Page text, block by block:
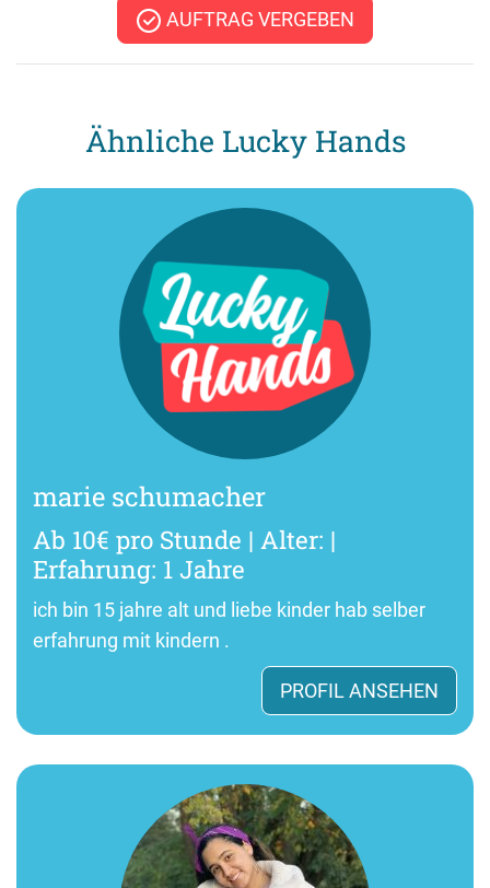
AUFTRAG VERGEBEN
Ähnliche Lucky Hands
marie schumacher
Ab 10€ pro Stunde | Alter: |
Erfahrung: 1 Jahre
ich bin 15 jahre alt und liebe kinder hab selber
erfahrung mit kindern .
PROFIL ANSEHEN